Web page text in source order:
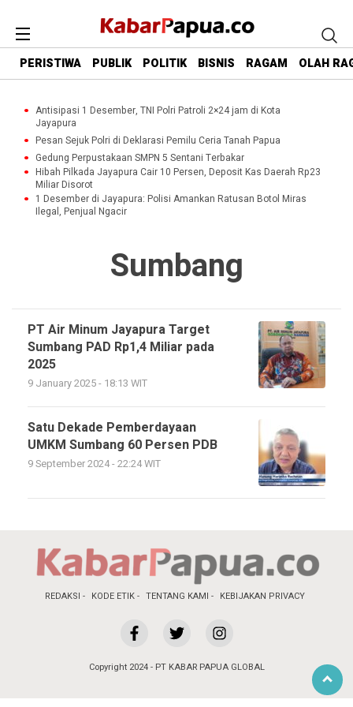
PERISTIWA PUBLIK POLITIK BISNIS RAGAM OLAH
Antisipasi 1 Desember, TNI Polri Patroli 2×24 jam di Kota
Jayapura
Pesan Sejuk Polri di Deklarasi Pemilu Ceria Tanah Papua
Gedung Perpustakaan SMPN 5 Sentani Terbakar
Hibah Pilkada Jayapura Cair 10 Persen, Deposit Kas Daerah Rp23
Miliar Disorot
1 Desember di Jayapura: Polisi Amankan Ratusan Botol Miras
Ilegal, Penjual Ngacir
Sumbang
PT Air Minum Jayapura Target
Sumbang PAD Rp1,4 Miliar pada
2025
9 January 2025 - 18:13 WIT
Satu Dekade Pemberdayaan
UMKM Sumbang 60 Persen PDB
9 September 2024 - 22:24 WIT
REDAKSI KODE ETIK TENTANG KAMI KEBIJAKAN PRIVACY
Copyright 2024 - PT KABAR PAPUA GLOBAL